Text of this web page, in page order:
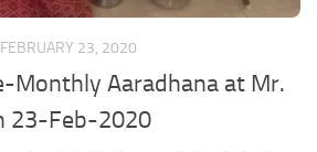
FEBRUARY 23, 2020
Monthly Aaradhana at Mr.
23-Feb-2020